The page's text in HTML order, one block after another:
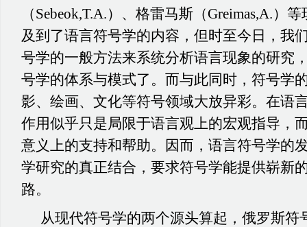
（Sebeok,T.A.）、格雷马斯（Greimas,A.）
及到了语言符号学的内容，但时至今日，我
号学的一般方法来系统分析语言现象的研究
号学的体系与模式了。而与此同时，符号学
影、绘画、文化等符号领域大放异彩。在语
作用似乎只是局限于语言观上的宏观指导，
意义上的支持和帮助。因而，语言符号学的
学研究的真正结合，要求符号学能提供崭新
路。
从现代符号学的两个源头算起，俄罗斯符